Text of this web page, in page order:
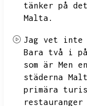
tänker på
Malta.
Jag vet inte
Bara två i
som är Men
städerna
primära